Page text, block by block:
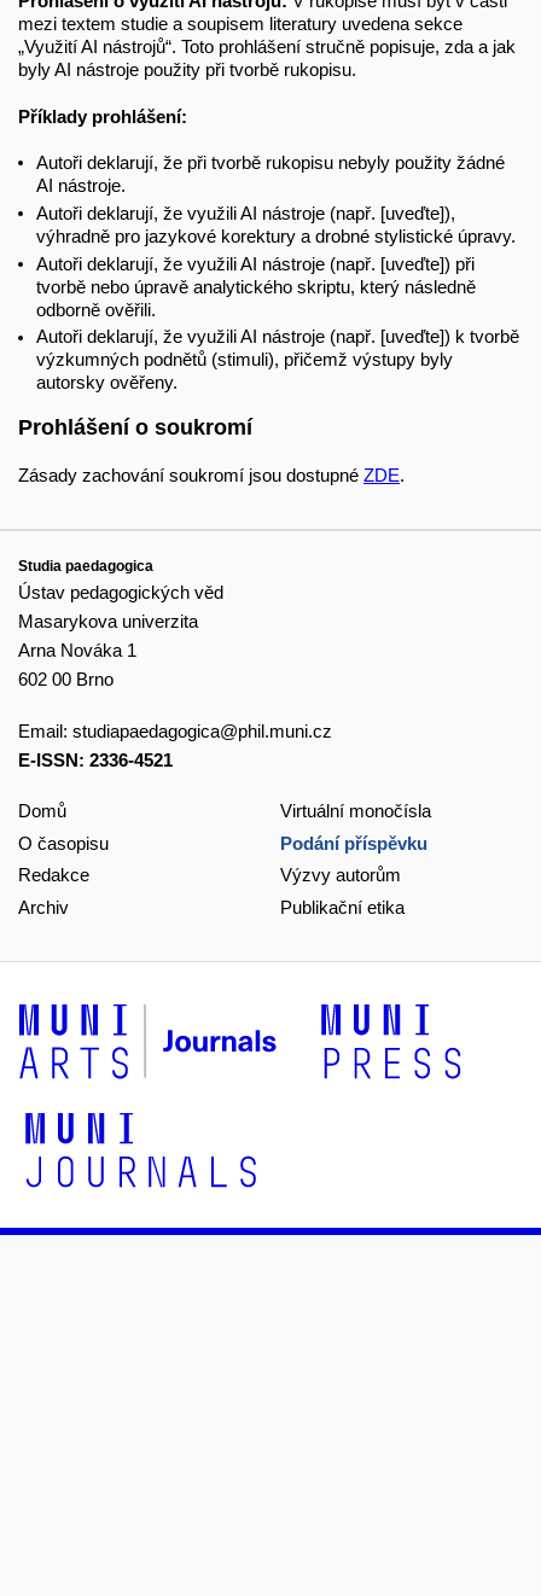
mezi textem studie a soupisem literatury uvedena sekce
„Využití AI nástrojů“. Toto prohlášení stručně popisuje, zda a jak
byly AI nástroje použity při tvorbě rukopisu.
Příklady prohlášení:
Autoři deklarují, že při tvorbě rukopisu nebyly použity žádné
AI nástroje.
Autoři deklarují, že využili AI nástroje (např. [uveďte]),
výhradně pro jazykové korektury a drobné stylistické úpravy.
Autoři deklarují, že využili AI nástroje (např. [uveďte]) při
tvorbě nebo úpravě analytického skriptu, který následně
odborně ověřili.
Autoři deklarují, že využili AI nástroje (např. [uveďte]) k tvorbě
výzkumných podnětů (stimuli), přičemž výstupy byly
autorsky ověřeny.
Prohlášení o soukromí
Zásady zachování soukromí jsou dostupné ZDE.
Studia paedagogica
Ústav pedagogických věd
Masarykova univerzita
Arna Nováka 1
602 00 Brno
Email: studiapaedagogica@phil.muni.cz
E-ISSN: 2336-4521
Domů
O časopisu
Redakce
Archiv
Virtuální monočísla
Podání příspěvku
Výzvy autorům
Publikační etika